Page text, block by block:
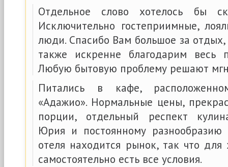
Отдельное слово хотелось бы
Исключительно гостеприимные,
люди. Спасибо Вам большое за
также искренне благодарим весь
Любую бытовую проблему решают
Питались в кафе,
«Адажио». Нормальные цены,
порции, отдельный респект
Юрия и постоянному
отеля находится рынок, так что
самостоятельно есть все условия.